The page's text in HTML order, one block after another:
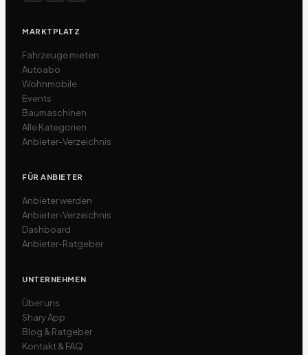
MARKTPLATZ
Fahrzeuge mieten
Autoabo
Wohnmobile
Events
Baumaschinen
Alle Kategorien
Anbieter-Verzeichnis
FÜR ANBIETER
Anbieter werden
Anbieter-Verzeichnis
Dashboard
Anbieter-Ratgeber
UNTERNEHMEN
Über uns
Shary App
Blog & Ratgeber
Kontakt & FAQ